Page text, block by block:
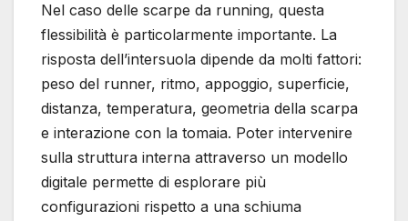
Nel caso delle scarpe da running, questa
flessibilità è particolarmente importante. La
risposta dell’intersuola dipende da molti fattori:
peso del runner, ritmo, appoggio, superficie,
distanza, temperatura, geometria della scarpa
e interazione con la tomaia. Poter intervenire
sulla struttura interna attraverso un modello
digitale permette di esplorare più
configurazioni rispetto a una schiuma